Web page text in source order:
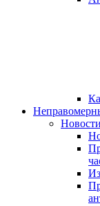
Новости